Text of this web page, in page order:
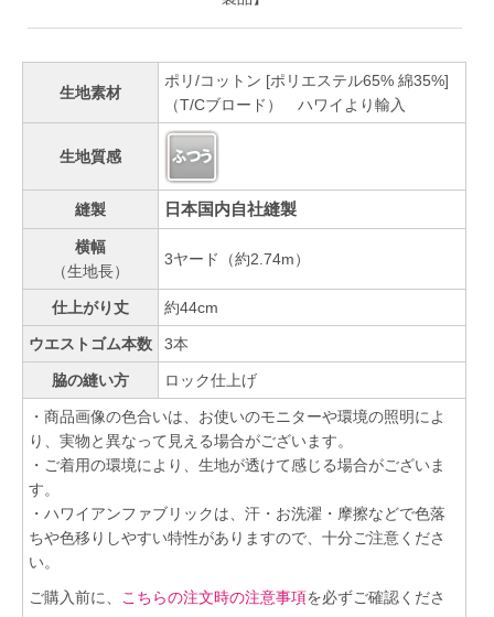
生地素材
ポリ/コットン [ポリエステル65% 綿35%]
（T/Cブロード） ハワイより輸入
生地質感
縫製 日本国内自社縫製
横幅
（生地長）
3ヤード（約2.74m）
仕上がり丈 約44cm
ウエストゴム本数 3本
脇の縫い方 ロック仕上げ
・商品画像の色合いは、お使いのモニターや環境の照明によ
り、実物と異なって見える場合がございます。
・ご着用の環境により、生地が透けて感じる場合がございま
す。
・ハワイアンファブリックは、汗・お洗濯・摩擦などで色落
ちや色移りしやすい特性がありますので、十分ご注意くださ
い。
ご購入前に、
こちらの注文時の注意事項を必ずご確認くださ